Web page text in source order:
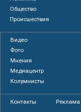
Общество
Происшествия
Видео
Фото
Мнения
Медиацентр
Колумнисты
Контакты Реклама